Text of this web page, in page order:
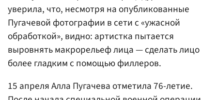
уверила, что, несмотря на опубликованные
Пугачевой фотографии в сети с «ужасной
обработкой», видно: артистка пытается
выровнять макрорельеф лица — сделать лицо
более гладким с помощью филлеров.
15 апреля Алла Пугачева отметила 76-летие.